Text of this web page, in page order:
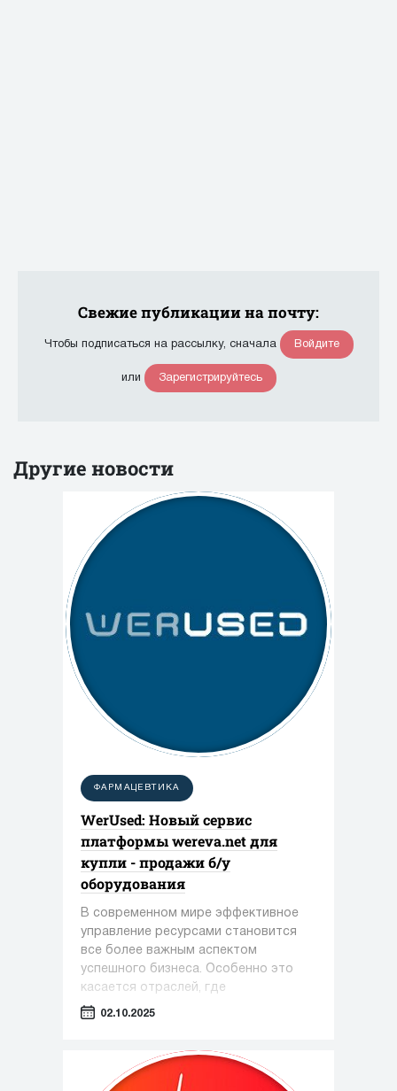
Свежие публикации на почту:
Чтобы подписаться на рассылку, сначала Войдите
или Зарегистрируйтесь
Другие новости
ФАРМАЦЕВТИКА
WerUsed: Новый сервис
платформы wereva.net для
купли - продажи б/у
оборудования
В современном мире эффективное
управление ресурсами становится
все более важным аспектом
успешного бизнеса. Особенно это
касается отраслей, где
оборудование играет ключевую роль
промышленность.
02.10.2025